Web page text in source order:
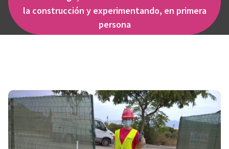
la construcción y experimentando, en primera
persona